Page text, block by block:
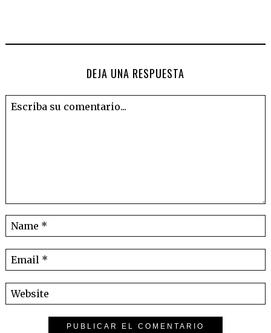
DEJA UNA RESPUESTA